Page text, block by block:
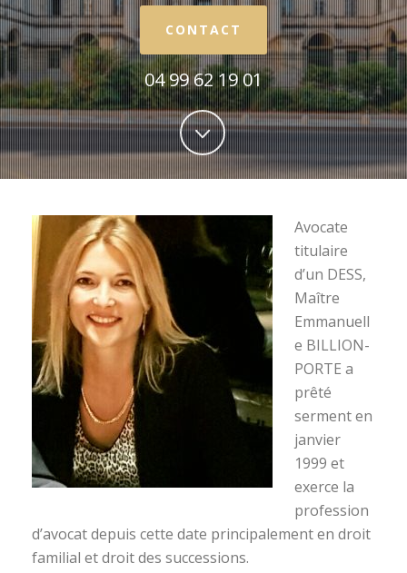
CONTACT
04 99 62 19 01
Avocate
titulaire
d’un DESS,
Maître
Emmanuell
e BILLION-
PORTE a
prêté
serment en
janvier
1999 et
exerce la
profession
d’avocat depuis cette date principalement en droit
familial et droit des successions.